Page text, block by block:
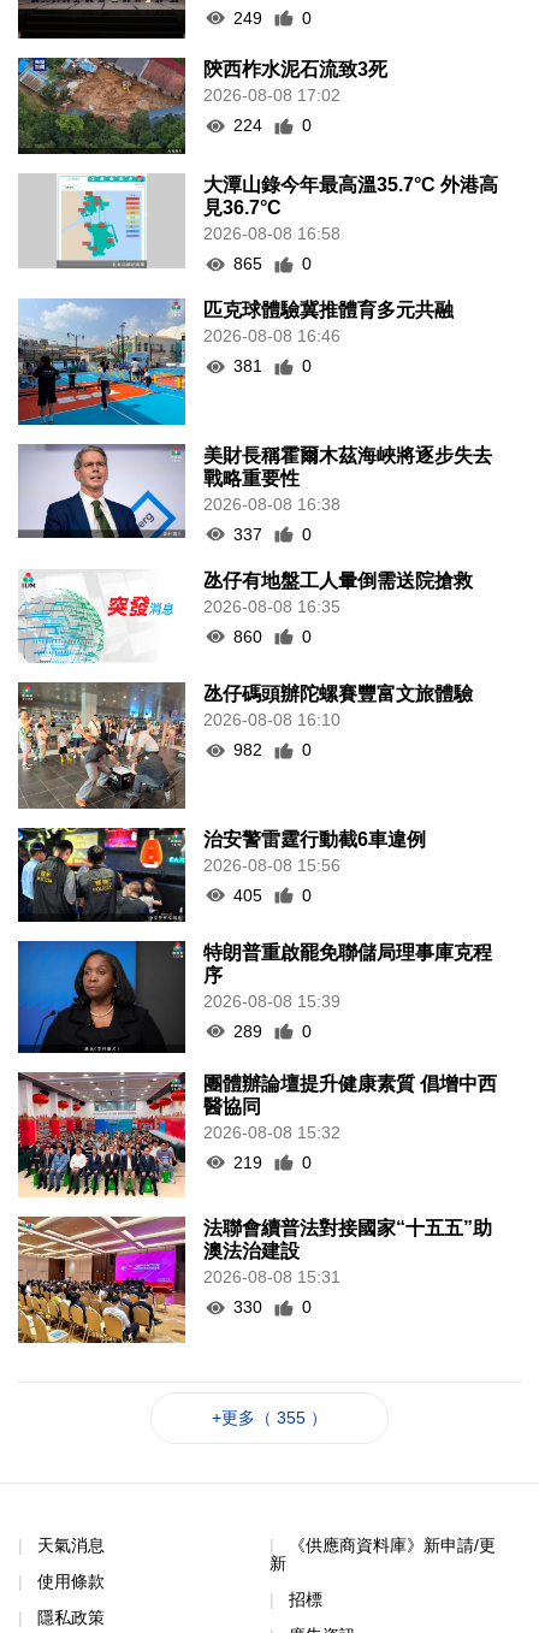
249
0
陝西柞水泥石流致3死
2026-08-08 17:02
224
0
大潭山錄今年最高溫35.7°C 外港高
見36.7°C
2026-08-08 16:58
865
0
匹克球體驗冀推體育多元共融
2026-08-08 16:46
381
0
美財長稱霍爾木茲海峽將逐步失去
戰略重要性
2026-08-08 16:38
337
0
氹仔有地盤工人暈倒需送院搶救
2026-08-08 16:35
860
0
氹仔碼頭辦陀螺賽豐富文旅體驗
2026-08-08 16:10
982
0
治安警雷霆行動截6車違例
2026-08-08 15:56
405
0
特朗普重啟罷免聯儲局理事庫克程
序
2026-08-08 15:39
289
0
團體辦論壇提升健康素質 倡增中西
醫協同
2026-08-08 15:32
219
0
法聯會續普法對接國家“十五五”助
澳法治建設
2026-08-08 15:31
330
0
+更多（ 355 ）
天氣消息
使用條款
隱私政策
《供應商資料庫》新申請/更
新
招標